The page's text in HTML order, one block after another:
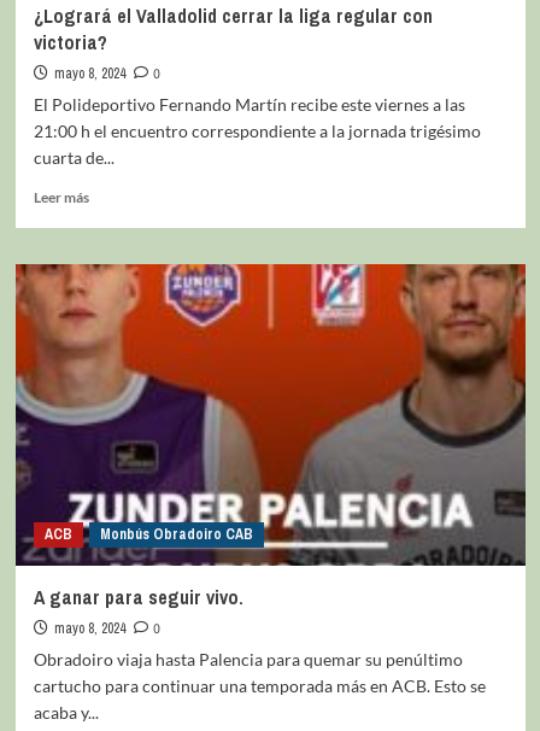
¿Logrará el Valladolid cerrar la liga regular con
victoria?
mayo 8, 2024
0
El Polideportivo Fernando Martín recibe este viernes a las
21:00 h el encuentro correspondiente a la jornada trigésimo
cuarta de...
Leer más
ACB Monbús Obradoiro CAB
A ganar para seguir vivo.
mayo 8, 2024
0
Obradoiro viaja hasta Palencia para quemar su penúltimo
cartucho para continuar una temporada más en ACB. Esto se
acaba y...